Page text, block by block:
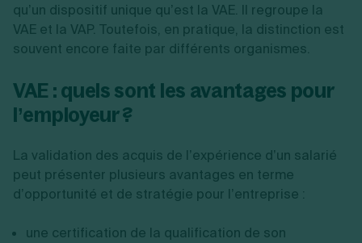
qu’un dispositif unique qu’est la VAE. Il regroupe la
VAE et la VAP. Toutefois, en pratique, la distinction est
souvent encore faite par différents organismes.
VAE : quels sont les avantages pour
l’employeur ?
La validation des acquis de l’expérience d’un salarié
peut présenter plusieurs avantages en terme
d’opportunité et de stratégie pour l’entreprise :
une certification de la qualification de son